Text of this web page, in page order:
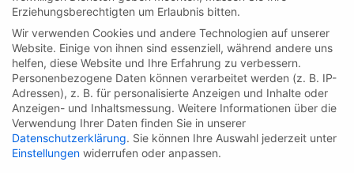
Erziehungsberechtigten um Erlaubnis bitten.
Wir verwenden Cookies und andere Technologien auf unserer
Website. Einige von ihnen sind essenziell, während andere uns
helfen, diese Website und Ihre Erfahrung zu verbessern.
Personenbezogene Daten können verarbeitet werden (z. B. IP-
Adressen), z. B. für personalisierte Anzeigen und Inhalte oder
Anzeigen- und Inhaltsmessung. Weitere Informationen über die
Verwendung Ihrer Daten finden Sie in unserer
Datenschutzerklärung. Sie können Ihre Auswahl jederzeit unter
Einstellungen widerrufen oder anpassen.